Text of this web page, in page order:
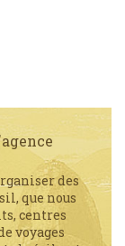
des
que nous
centres
voyages